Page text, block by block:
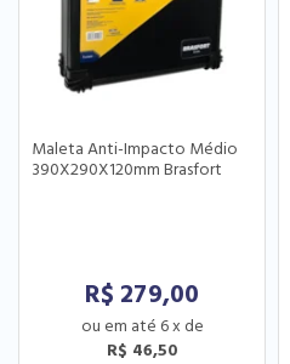
Maleta Anti-Impacto Médio
390X290X120mm Brasfort
R$ 279,00
6x de
R$ 46,50